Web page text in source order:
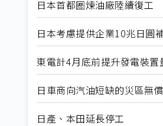
日本首都圈煉油廠陸續復工
日本考慮提供企業10兆日圓
東電計4月底前提升發電裝置
日車商向汽油短缺的災區無
日產、本田延長停工